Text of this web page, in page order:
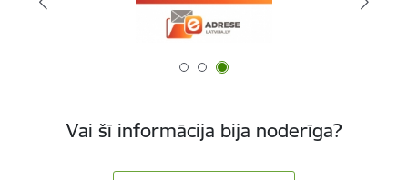
Vai šī informācija bija noderīga?